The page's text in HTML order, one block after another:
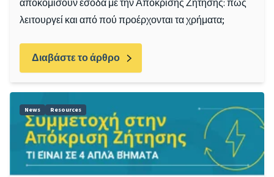
αποκομίσουν έσοδα με την Απόκρισης Ζήτησης: πώς
λειτουργεί και από πού προέρχονται τα χρήματα;
Διαβάστε το άρθρο
News Resources